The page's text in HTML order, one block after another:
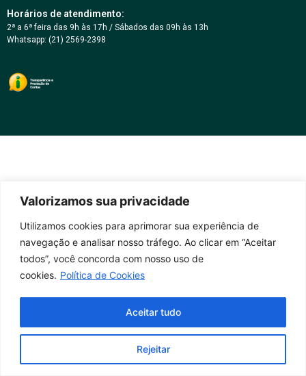
Valorizamos sua privacidade
Utilizamos cookies para aprimorar sua experiência de
navegação e analisar nosso tráfego. Ao clicar em “Aceitar
todos”, você concorda com nosso uso de
cookies. Política de Cookies
Rejeitar
Aceitar tudo
Horários de atendimento:
2ª a 6ª feira das 9h às 17h / Sábados das 09h às 13h
Whatsapp: (21) 2569-2398